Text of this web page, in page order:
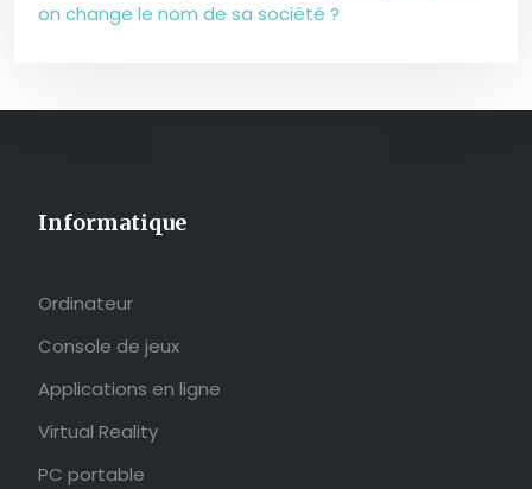
on change le nom de sa société ?
Informatique
Ordinateur
Console de jeux
Applications en ligne
Virtual Reality
PC portable